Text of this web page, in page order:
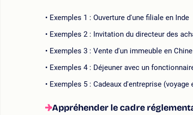
Exemples 1 : Ouverture d'une filiale en Inde
Exemples 2 : Invitation du directeur des
Exemples 3 : Vente d'un immeuble en Chine
Exemples 4 : Déjeuner avec un
Exemples 5 : Cadeaux d'entreprise (voyage
Appréhender le cadre